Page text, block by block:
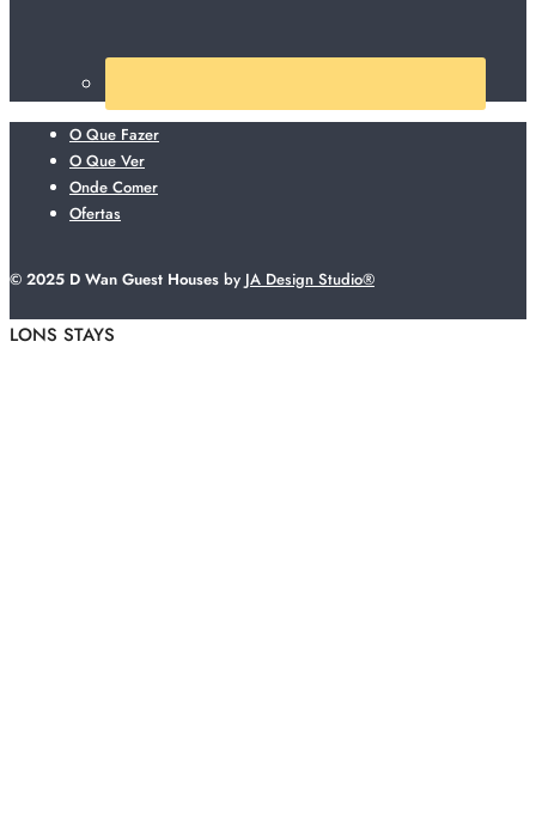
O Que Fazer
O Que Ver
Onde Comer
Ofertas
© 2025 D Wan Guest Houses by JA Design Studio®
LONS STAYS